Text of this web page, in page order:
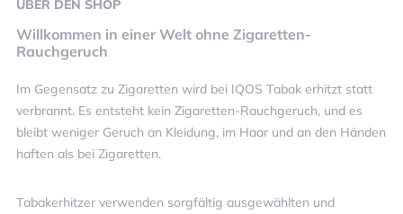
ÜBERDEN SHOP
Willkommen in einer Welt ohne Zigaretten-
Rauchgeruch
Im Gegensatz zu Zigaretten wird bei IQOS Tabak erhitzt statt
verbrannt. Es entsteht kein Zigaretten-Rauchgeruch, und es
bleibt weniger Geruch an Kleidung, im Haar und an den Händen
haften als bei Zigaretten.
Tabakerhitzer verwenden sorgfältig ausgewählten und